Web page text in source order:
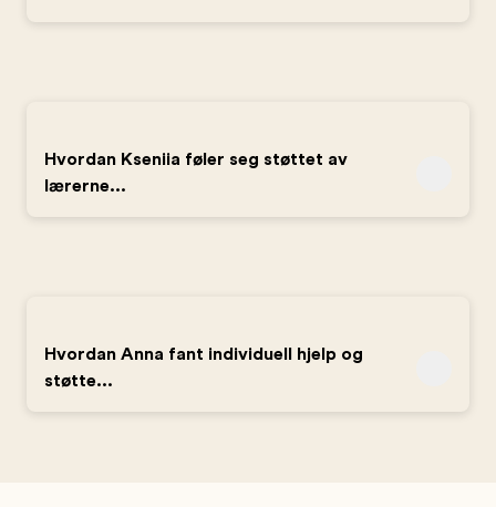
Hvordan Kseniia føler seg støttet av
lærerne...
Hvordan Anna fant individuell hjelp og
støtte...